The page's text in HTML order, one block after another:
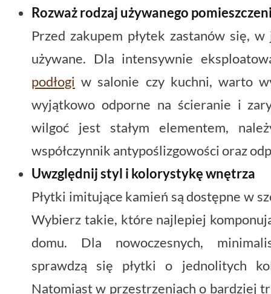
Rozważ rodzaj używanego
Przed zakupem płytek zastanów się,
używane. Dla intensywnie
podłogi w salonie czy kuchni, warto
wyjątkowo odporne na ścieranie i
wilgoć jest stałym elementem,
współczynnik antypoślizgowości oraz
Uwzględnij styl i kolorystykę wnętrza
Płytki imitujące kamień są dostępne w
Wybierz takie, które najlepiej
domu. Dla nowoczesnych,
sprawdzą się płytki o jednolitych
Natomiast w przestrzeniach o bardziej